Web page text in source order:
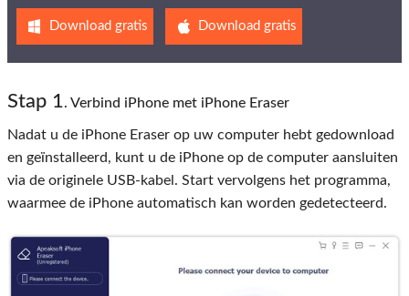
Download gratis Download gratis
Stap 1. Verbind iPhone met iPhone Eraser
Nadat u de iPhone Eraser op uw computer hebt gedownload
en geïnstalleerd, kunt u de iPhone op de computer aansluiten
via de originele USB-kabel. Start vervolgens het programma,
waarmee de iPhone automatisch kan worden gedetecteerd.